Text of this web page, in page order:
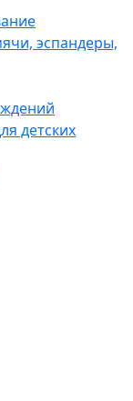
эспандеры,
детских